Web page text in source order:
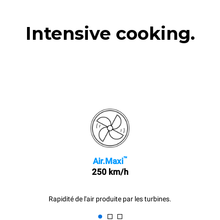
Intensive cooking.
Air.Maxi™
250 km/h
Rapidité de l'air produite par les turbines.